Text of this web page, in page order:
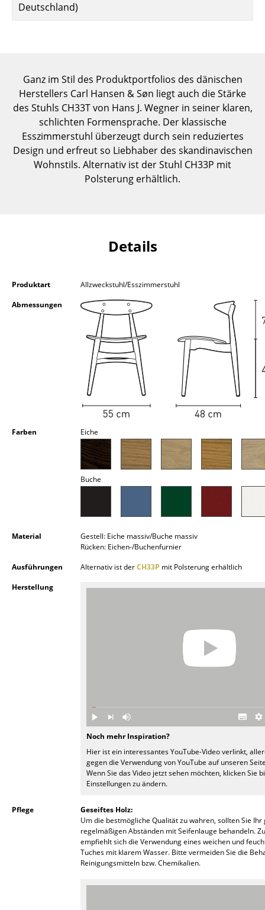
Konferenztische
Gartentische
Servierwagen
Einzelteile
... alle Tische
Beistell- & Rollcontainer
Kleinaufbewahrung
... alle Aufbewahrungsmöbel
Hängeleuchten & Deckenleuchten
Tischleuchten
Schreibtischleuchten
Stehleuchten & Leseleuchten
Bodenleuchten
Doppelbetten
Nachttische & Bettzubehör
... alle Betten
Deutschland)
Ganz im Stil des Produktportfolios des dänischen
Herstellers Carl Hansen & Søn liegt auch die Stärke
des Stuhls CH33T von Hans J. Wegner in seiner klaren,
schlichten Formensprache. Der klassische
Esszimmerstuhl überzeugt durch sein reduziertes
Design und erfreut so Liebhaber des skandinavischen
Wohnstils. Alternativ ist der Stuhl CH33P mit
Polsterung erhältlich.
Details
Produktart
Allzweckstuhl/Esszimmerstuhl
Abmessungen
Farben Eiche
Buche
Material
Gestell: Eiche massiv/Buche massiv
Rücken: Eichen-/Buchenfurnier
Ausführungen
Alternativ ist derCH33P mit Polsterung erhältlich
Herstellung
Noch mehr Inspiration?
Hier ist ein interessantes YouTube-Video verlinkt,
gegen die Verwendung von YouTube auf unseren
Wenn Sie das Video jetzt sehen möchten, klicken Sie
Einstellungen zu ändern.
Pflege
Geseiftes Holz:
Um die bestmögliche Qualität zu wahren, sollten Sie
regelmäßigen Abständen mit Seifenlauge behandeln.
empfiehlt sich die Verwendung eines weichen und
Tuches mit klarem Wasser. Bitte vermeiden Sie die
Reinigungsmitteln bzw. Chemikalien.